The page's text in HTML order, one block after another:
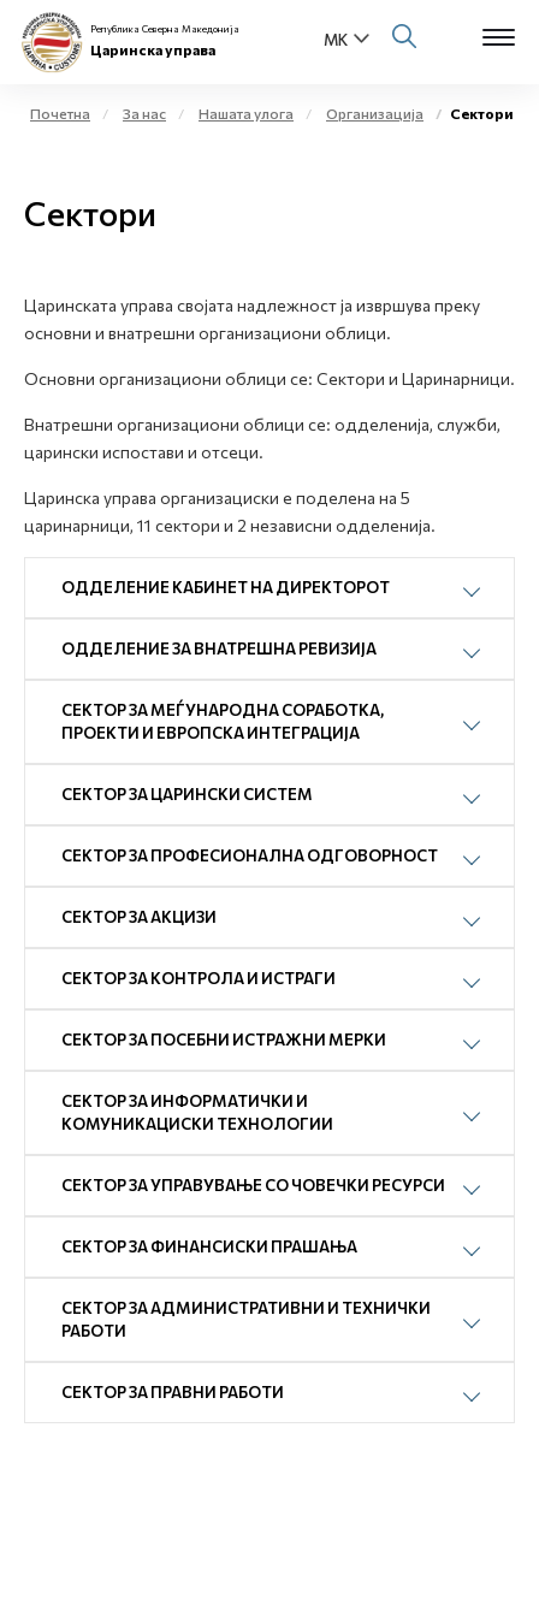
Физички лица
Бизнис заедница
Медиа центар
Е-Весник
Република Северна Македонија
Царинска управа
Почетна За нас Нашата улога Организација Сектори
Сектори
Царинската управа својата надлежност ја извршува преку
основни и внатрешни организациони облици.
Основни организациони облици се: Сектори и Царинарници.
Внатрешни организациони облици се: одделенија, служби,
царински испостави и отсеци.
Царинска управа организациски е поделена на 5
царинарници, 11 сектори и 2 независни одделенија.
ОДДЕЛЕНИЕ КАБИНЕТ НА ДИРЕКТОРОТ
ОДДЕЛЕНИЕ ЗА ВНАТРЕШНА РЕВИЗИЈА
СЕКТОР ЗА МЕЃУНАРОДНА СОРАБОТКА,
ПРОЕКТИ И ЕВРОПСКА ИНТЕГРАЦИЈА
СЕКТОР ЗА ЦАРИНСКИ СИСТЕМ
СЕКТОР ЗА ПРОФЕСИОНАЛНА ОДГОВОРНОСТ
СЕКТОР ЗА АКЦИЗИ
СЕКТОР ЗА КОНТРОЛА И ИСТРАГИ
СЕКТОР ЗА ПОСЕБНИ ИСТРАЖНИ МЕРКИ
СЕКТОР ЗА ИНФОРМАТИЧКИ И
КОМУНИКАЦИСКИ ТЕХНОЛОГИИ
СЕКТОР ЗА УПРАВУВАЊЕ СО ЧОВЕЧКИ РЕСУРСИ
СЕКТОР ЗА ФИНАНСИСКИ ПРАШАЊА
СЕКТОР ЗА АДМИНИСТРАТИВНИ И ТЕХНИЧКИ
РАБОТИ
СЕКТОР ЗА ПРАВНИ РАБОТИ